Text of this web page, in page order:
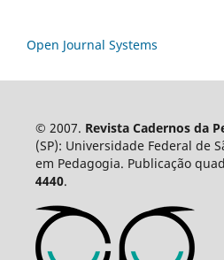
Open Journal Systems
© 2007. Revista Cadernos da
(SP): Universidade Federal de
em Pedagogia. Publicação
4440.